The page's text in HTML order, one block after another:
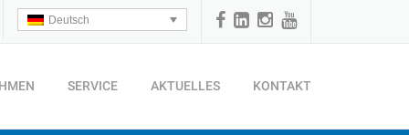
Deutsch
SERVICE AKTUELLES KONTAKT